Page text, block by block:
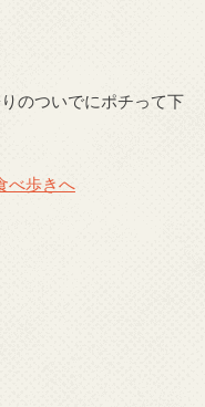
のついでにポチって下